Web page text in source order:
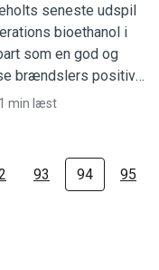
seneste udspil
bioethanol i
som en god og
brændslers positive
yderst tvivlsom. Det
1 min læst
93 94 95